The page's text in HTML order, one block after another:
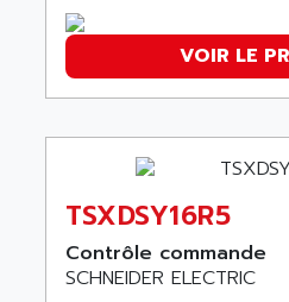
ALTIVAR 5
RM3
P840
MOTEUR VSA CA
VARMECA
PCD2
PCD7
MELDAS
ASYS
AT&T
ATE
ATEC
VOIR LE
TSXDSY16R5
Contrôle commande
SCHNEIDER ELECTRIC